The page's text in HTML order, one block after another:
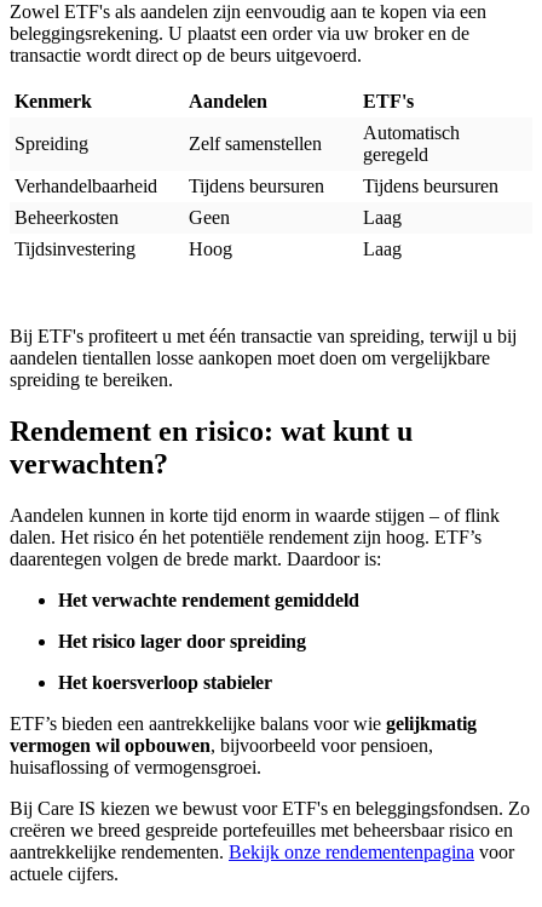
Zowel ETF's als aandelen zijn eenvoudig aan te kopen via een
beleggingsrekening. U plaatst een order via uw broker en de
transactie wordt direct op de beurs uitgevoerd.
Kenmerk Aandelen ETF's
Spreiding Zelf samenstellen
Automatisch
geregeld
Verhandelbaarheid
Tijdens beursuren
Tijdens beursuren
Beheerkosten
Geen
Laag
Tijdsinvestering
Hoog Laag
Bij ETF's profiteert u met één transactie van spreiding, terwijl u bij
aandelen tientallen losse aankopen moet doen om vergelijkbare
spreiding te bereiken.
Rendement en risico: wat kunt u
verwachten?
Aandelen kunnen in korte tijd enorm in waarde stijgen – of flink
dalen. Het risico én het potentiële rendement zijn hoog. ETF’s
daarentegen volgen de brede markt. Daardoor is:
Het verwachte rendement gemiddeld
Het risico lager door spreiding
Het koersverloop stabieler
ETF’s bieden een aantrekkelijke balans voor wie gelijkmatig
vermogen wil opbouwen, bijvoorbeeld voor pensioen,
huisaflossing of vermogensgroei.
Bij Care IS kiezen we bewust voor ETF's en beleggingsfondsen. Zo
creëren we breed gespreide portefeuilles met beheersbaar risico en
aantrekkelijke rendementen. Bekijk onze rendementenpagina voor
actuele cijfers.